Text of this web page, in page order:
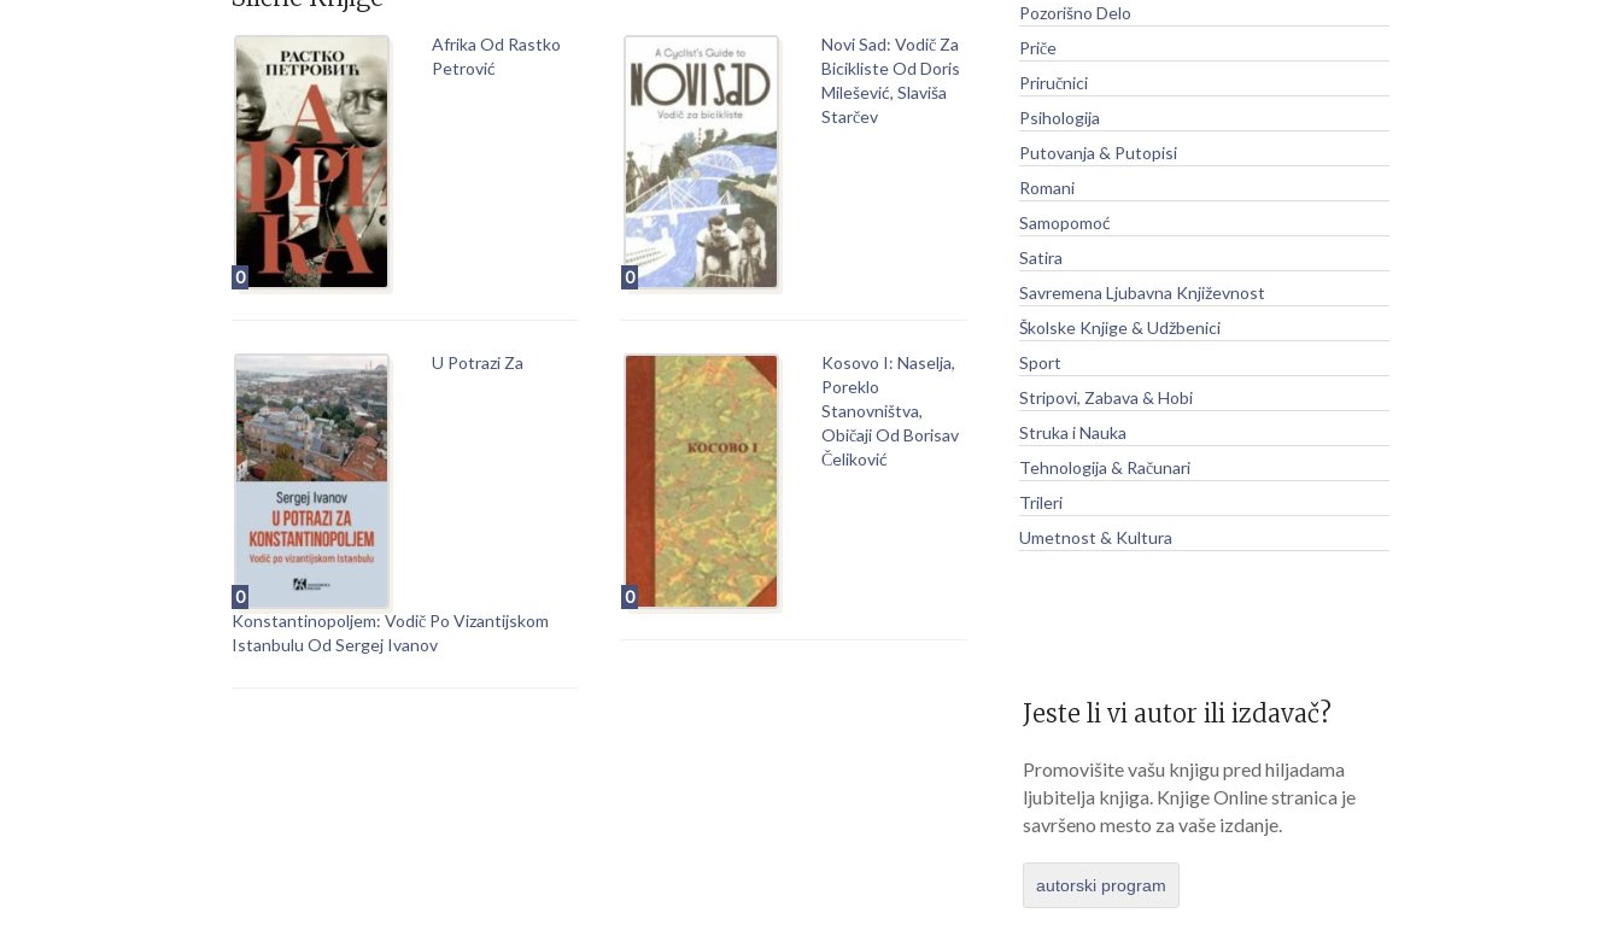
0
Afrika Od Rastko
Petrović
0
Novi Sad: Vodič Za
Bicikliste Od Doris
Milešević, Slaviša
Starčev
0
U Potrazi Za
Konstantinopoljem: Vodič Po Vizantijskom
Istanbulu Od Sergej Ivanov
0
Kosovo I: Naselja,
Poreklo
Stanovništva,
Običaji Od Borisav
Čeliković
Pozorišno Delo
Priče
Priručnici
Psihologija
Putovanja & Putopisi
Romani
Samopomoć
Satira
Savremena Ljubavna Književnost
Školske Knjige & Udžbenici
Sport
Stripovi, Zabava & Hobi
Struka i Nauka
Tehnologija & Računari
Trileri
Umetnost & Kultura
Jeste li vi autor ili izdavač?
Promovišite vašu knjigu pred hiljadama
ljubitelja knjiga. Knjige Online stranica je
savršeno mesto za vaše izdanje.
autorski program